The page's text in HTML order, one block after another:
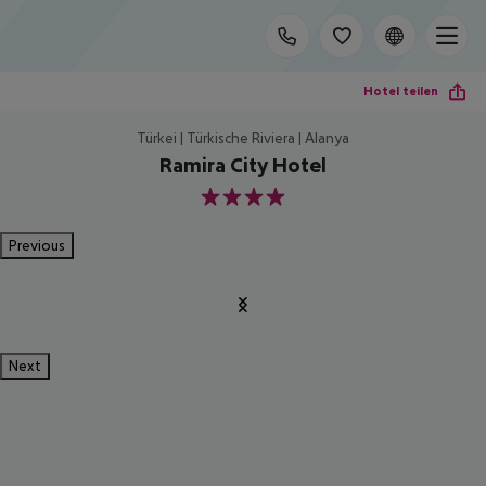
Hotel teilen
Türkei | Türkische Riviera | Alanya
Ramira City Hotel
4
Previous
Next